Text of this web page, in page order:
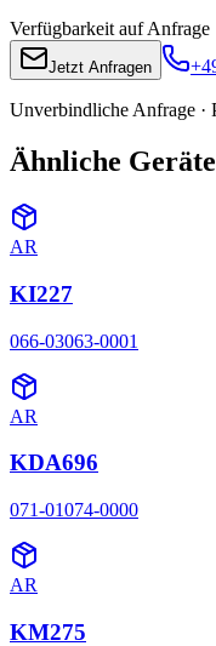
Verfügbarkeit auf Anfrage
Jetzt Anfragen
Unverbindliche Anfrage ·
Ähnliche Geräte
AR
KI227
066-03063-0001
AR
KDA696
071-01074-0000
AR
KM275